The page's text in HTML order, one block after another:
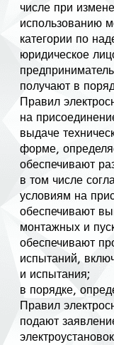
числе при
использованию
категории по
юридическое
получают в
Правил
на
выдаче
форме,
обеспечивают
в том числе
условиям на
обеспечивают
монтажных и
обеспечивают
испытаний,
и испытания;
в порядке,
Правил
подают